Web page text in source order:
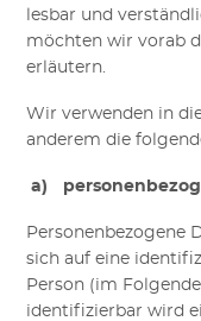
lesbar und
möchten wir vorab
erläutern.
Wir verwenden in
anderem die
a)
Personenbezogene
sich auf eine
Person (im
identifizierbar wird